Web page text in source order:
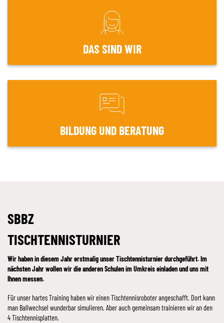
DAS SIND WIR
BILDUNG UND BERATUNG
SBBZ
TISCHTENNISTURNIER
Wir haben in diesem Jahr erstmalig unser Tischtennisturnier durchgeführt. Im
nächsten Jahr wollen wir die anderen Schulen im Umkreis einladen und uns mit
Ihnen messen.
Für unser hartes Training haben wir einen Tischtennisroboter angeschafft. Dort kann
man Ballwechsel wunderbar simulieren. Aber auch gemeinsam trainieren wir an den
4 Tischtennisplatten.